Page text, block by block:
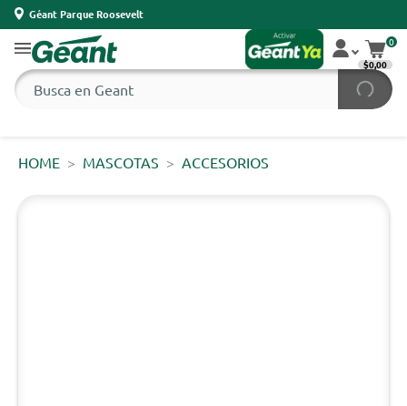
Géant Parque Roosevelt
0
$0,00
HOME MASCOTAS ACCESORIOS